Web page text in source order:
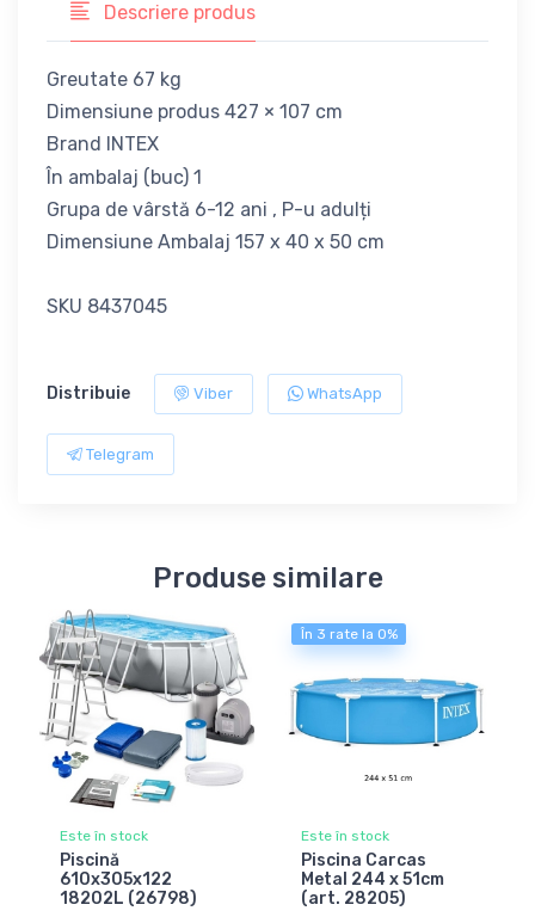
Descriere produs
Greutate 67 kg
Dimensiune produs 427 × 107 cm
Brand INTEX
În ambalaj (buc) 1
Grupa de vârstă 6-12 ani , P-u adulți
Dimensiune Ambalaj 157 x 40 x 50 cm
SKU 8437045
Distribuie Viber WhatsApp
Telegram
Produse similare
Este în stock
Piscină
610x305x122
18202L (26798)
În 3 rate la 0%
Este în stock
Piscina Carcas
Metal 244 x 51сm
(art. 28205)